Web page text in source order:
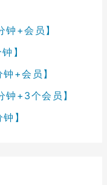
+会员】
】
+会员】
+3个会员】
】